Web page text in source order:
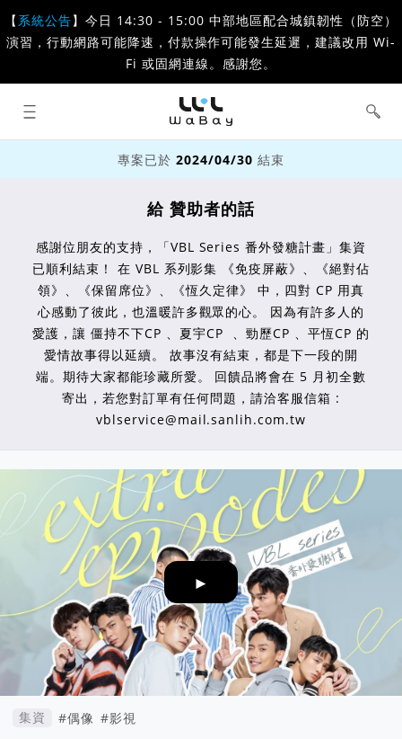
【 系統公告】今日 14:30 - 15:00 中部地區配合城鎮韌性（防空）
演習，行動網路可能降速，付款操作可能發生延遲，建議改用 Wi-
Fi 或固網連線。感謝您。
WaBay 挖貝 | 台灣最值得信賴的群眾
集資 / 群眾募資平台
專案已於2024/04/30 結束
給 贊助者的話
感謝位朋友的支持，「VBL Series 番外發糖計畫」集資
已順利結束！ 在 VBL 系列影集 《免疫屏蔽》、《絕對佔
領》、《保留席位》、《恆久定律》 中，四對 CP 用真
心感動了彼此，也溫暖許多觀眾的心。 因為有許多人的
愛護，讓 僵持不下CP 、夏宇CP ​ 、勁歷CP 、平恆CP 的
愛情故事得以延續。 故事沒有結束，都是下一段的開
端。期待大家都能珍藏所愛。 回饋品將會在 5 月初全數
寄出，若您對訂單有任何問題，請洽客服信箱 :
vblservice@mail.sanlih.com.tw
►
集資 #偶像 #影視